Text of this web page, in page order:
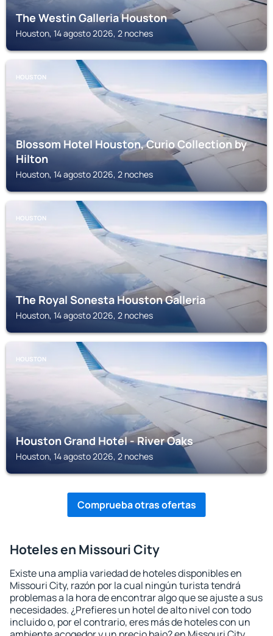
The Westin Galleria Houston
Houston, 14 agosto 2026, 2 noches
HOUSTON
Blossom Hotel Houston, Curio Collection by
Hilton
Houston, 14 agosto 2026, 2 noches
HOUSTON
The Royal Sonesta Houston Galleria
Houston, 14 agosto 2026, 2 noches
HOUSTON
Houston Grand Hotel - River Oaks
Houston, 14 agosto 2026, 2 noches
Comprueba otras ofertas
Hoteles en Missouri City
Existe una amplia variedad de hoteles disponibles en
Missouri City, razón por la cual ningún turista tendrá
problemas a la hora de encontrar algo que se ajuste a sus
necesidades. ¿Prefieres un hotel de alto nivel con todo
incluido o, por el contrario, eres más de hoteles con un